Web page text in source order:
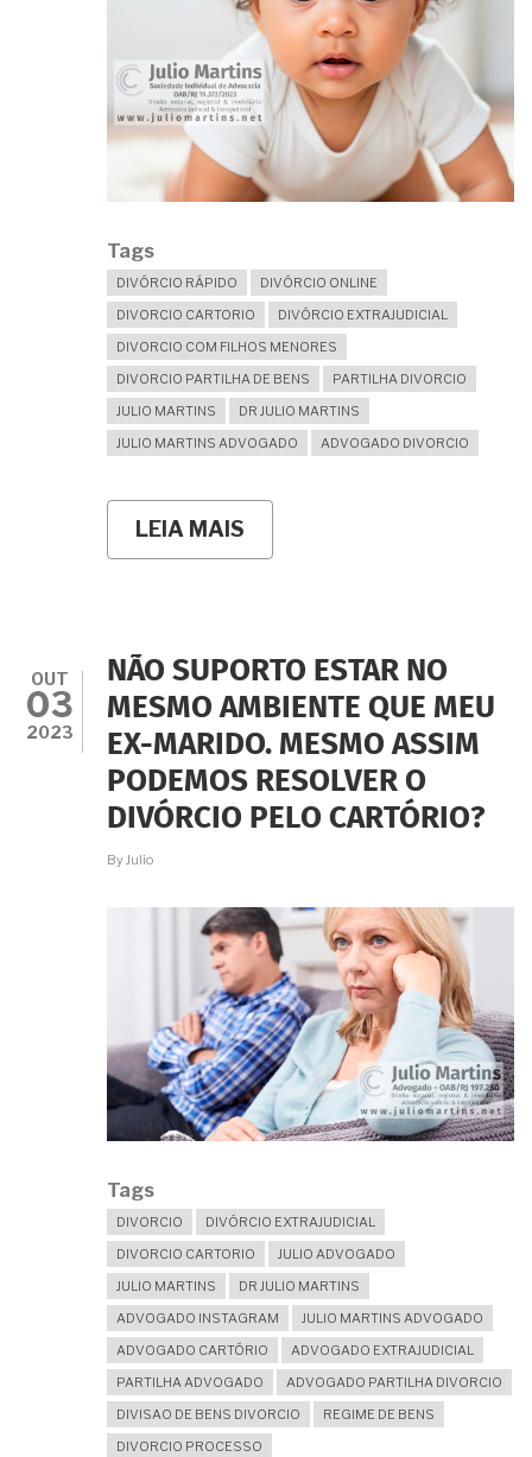
Tags
DIVÓRCIO RÁPIDO
DIVÓRCIO ONLINE
DIVORCIO CARTORIO
DIVÓRCIO EXTRAJUDICIAL
DIVORCIO COM FILHOS MENORES
DIVORCIO PARTILHA DE BENS
PARTILHA DIVORCIO
JULIO MARTINS
DR JULIO MARTINS
JULIO MARTINS ADVOGADO
ADVOGADO DIVORCIO
LEIA MAIS
DIVÓRCIO
E
ONLINE
MESMO
COM
FILHOS
MENORES
OU
INCAPAZES
OUT
03
2023
NÃO SUPORTO ESTAR NO
MESMO AMBIENTE QUE MEU
EX-MARIDO. MESMO ASSIM
PODEMOS RESOLVER O
DIVÓRCIO PELO CARTÓRIO?
ByJulio
Tags
DIVORCIO
DIVÓRCIO EXTRAJUDICIAL
DIVORCIO CARTORIO
JULIO ADVOGADO
JULIO MARTINS
DR JULIO MARTINS
ADVOGADO INSTAGRAM
JULIO MARTINS ADVOGADO
ADVOGADO CARTÓRIO
ADVOGADO EXTRAJUDICIAL
PARTILHA ADVOGADO
ADVOGADO PARTILHA DIVORCIO
DIVISAO DE BENS DIVORCIO
REGIME DE BENS
DIVORCIO PROCESSO